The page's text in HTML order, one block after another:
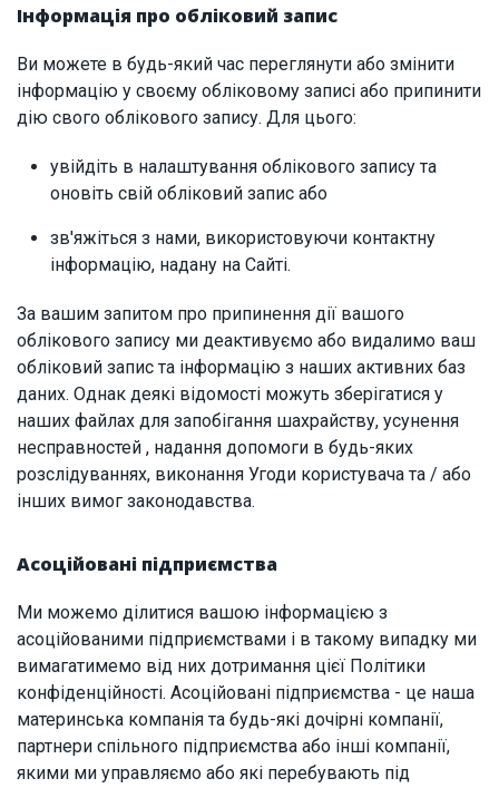
Інформація про обліковий запис
Ви можете в будь-який час переглянути або змінити
інформацію у своєму обліковому записі або припинити
дію свого облікового запису. Для цього:
увійдіть в налаштування облікового запису та
оновіть свій обліковий запис або
зв'яжіться з нами, використовуючи контактну
інформацію, надану на Сайті.
За вашим запитом про припинення дії вашого
облікового запису ми деактивуємо або видалимо ваш
обліковий запис та інформацію з наших активних баз
даних. Однак деякі відомості можуть зберігатися у
наших файлах для запобігання шахрайству, усунення
несправностей , надання допомоги в будь-яких
розслідуваннях, виконання Угоди користувача та / або
інших вимог законодавства.
Асоційовані підприємства
Ми можемо ділитися вашою інформацією з
асоційованими підприємствами і в такому випадку ми
вимагатимемо від них дотримання цієї Політики
конфіденційності. Асоційовані підприємства - це наша
материнська компанія та будь-які дочірні компанії,
партнери спільного підприємства або інші компанії,
якими ми управляємо або які перебувають під